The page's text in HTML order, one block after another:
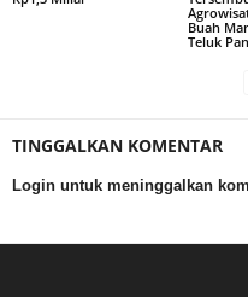
Buah
Teluk
TINGGALKAN KOMENTAR
Login untuk meninggalkan